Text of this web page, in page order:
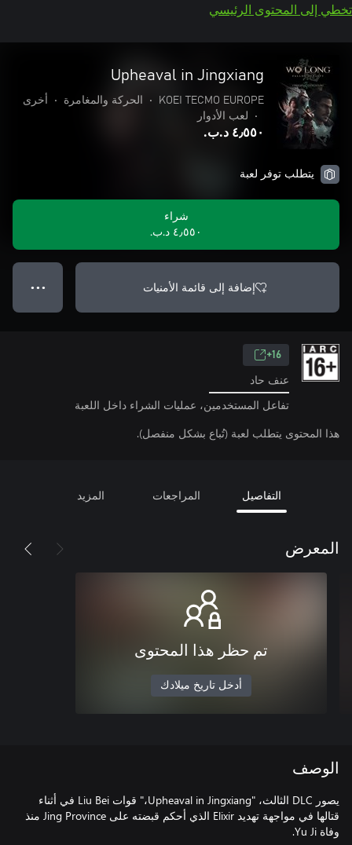
تخطي إلى المحتوى الرئيسي
Upheaval in Jingxiang
KOEI TECMO EUROPE
• الحركة والمغامرة •
أخرى
•
لعب الأدوار
٤٫٥٥٠ د.ب.‏
يتطلب توفر لعبة
شراء
٤٫٥٥٠ د.ب.‏
إضافة إلى قائمة الأمنيات ● ● ●
16+
عنف حاد
تفاعل المستخدمين، عمليات الشراء داخل اللعبة
هذا المحتوى يتطلب لعبة (تُباع بشكل منفصل).
التفاصيل المراجعات المزيد
المعرض
تم حظر هذا المحتوى
أدخل تاريخ ميلادك
الوصف
يصور DLC الثالث، "Upheaval in Jingxiang،" قوات Liu Bei في أثناء
قتالها في مواجهة تهديد Elixir الذي أحكم قبضته على Jing Province منذ